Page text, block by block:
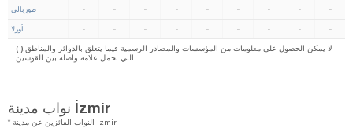
طوربالي - - - - - - - - -
أورلا - - - - - - - - -
(-).لا يمكن الحصول على معلومات من المؤسسات والمصادر الرسمية فيما يتعلق بالدوائر والمناطق
التي تحمل علامة واصلة بين القوسين
نواب مدينة İzmir
* النواب الفائزين عن مدينة İzmir